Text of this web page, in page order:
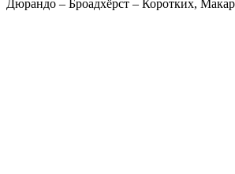
Дюрандо – Броадхёрст – Коротких,